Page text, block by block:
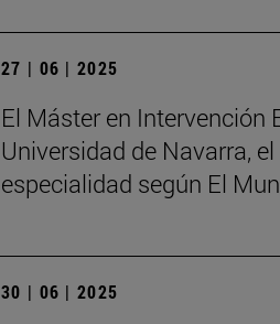
27 | 06 | 2025
El Máster en Intervención
Universidad de Navarra,
especialidad según El
30 | 06 | 2025